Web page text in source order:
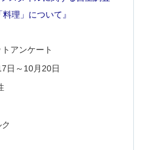
理」について』
アンケート
日～10月20日